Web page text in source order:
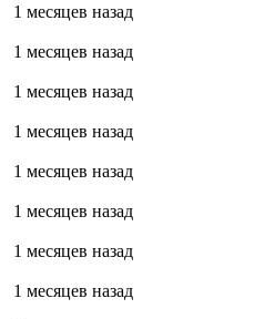
1 месяцев назад
1 месяцев назад
1 месяцев назад
1 месяцев назад
1 месяцев назад
1 месяцев назад
1 месяцев назад
1 месяцев назад